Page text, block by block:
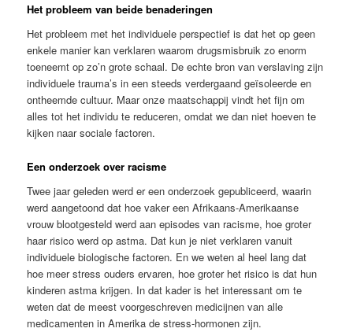
Het probleem van beide benaderingen
Het probleem met het individuele perspectief is dat het op geen
enkele manier kan verklaren waarom drugsmisbruik zo enorm
toeneemt op zo’n grote schaal. De echte bron van verslaving zijn
individuele trauma’s in een steeds verdergaand geïsoleerde en
ontheemde cultuur. Maar onze maatschappij vindt het fijn om
alles tot het individu te reduceren, omdat we dan niet hoeven te
kijken naar sociale factoren.
Een onderzoek over racisme
Twee jaar geleden werd er een onderzoek gepubliceerd, waarin
werd aangetoond dat hoe vaker een Afrikaans-Amerikaanse
vrouw blootgesteld werd aan episodes van racisme, hoe groter
haar risico werd op astma. Dat kun je niet verklaren vanuit
individuele biologische factoren. En we weten al heel lang dat
hoe meer stress ouders ervaren, hoe groter het risico is dat hun
kinderen astma krijgen. In dat kader is het interessant om te
weten dat de meest voorgeschreven medicijnen van alle
medicamenten in Amerika de stress-hormonen zijn.